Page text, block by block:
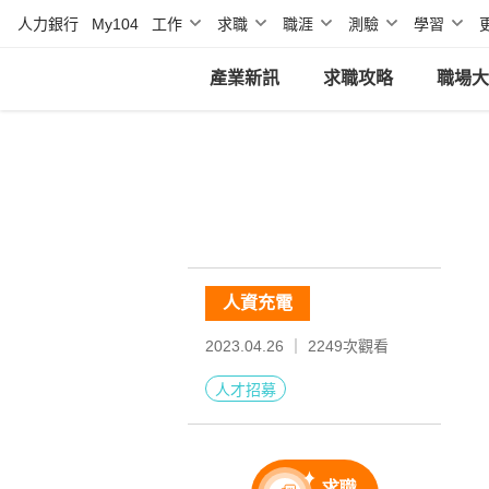
人力銀行 My104 工作 求職 職涯 測驗 學習
產業新訊 求職攻略 職場
人資充電
2023.04.26 ｜ 2249次觀看
人才招募